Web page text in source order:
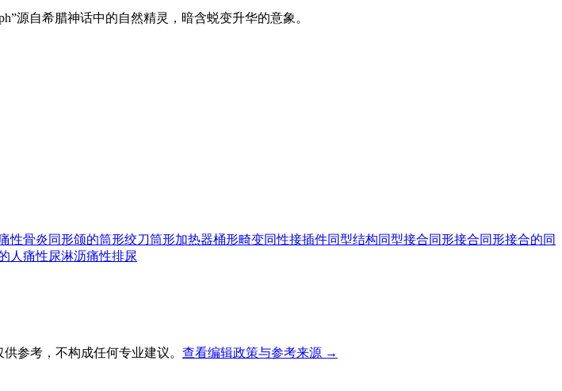
源自希腊神话中的自然精灵，暗含蜕变升华的意象。
性骨炎同形颌的筒形绞刀筒形加热器桶形畸变同性接插件同型结构同型接合同形接合同形接合的同
人 痛性尿淋沥痛性排尿
参考，不构成任何专业建议。 查看编辑政策与参考来源 →